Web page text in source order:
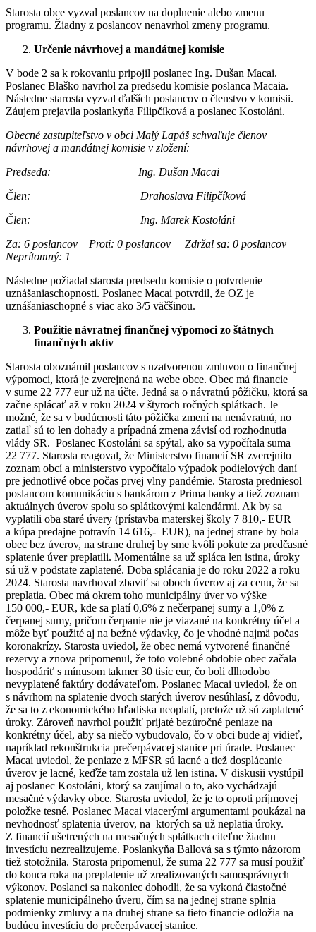
Starosta obce vyzval poslancov na doplnenie alebo zmenu
programu. Žiadny z poslancov nenavrhol zmeny programu.
Určenie návrhovej a mandátnej komisie
V bode 2 sa k rokovaniu pripojil poslanec Ing. Dušan Macai.
Poslanec Blaško navrhol za predsedu komisie poslanca Macaia.
Následne starosta vyzval ďalších poslancov o členstvo v komisii.
Záujem prejavila poslankyňa Filipčíková a poslanec Kostoláni.
Obecné zastupiteľstvo v obci Malý Lapáš schvaľuje členov
návrhovej a mandátnej komisie v zložení:
Predseda: Ing. Dušan Macai
Člen: Drahoslava Filipčíková
Člen: Ing. Marek Kostoláni
Za: 6 poslancov Proti: 0 poslancov Zdržal sa: 0 poslancov
Neprítomný: 1
Následne požiadal starosta predsedu komisie o potvrdenie
uznášaniaschopnosti. Poslanec Macai potvrdil, že OZ je
uznášaniaschopné s viac ako 3/5 väčšinou.
Použitie návratnej finančnej výpomoci zo štátnych
finančných aktív
Starosta oboznámil poslancov s uzatvorenou zmluvou o finančnej
výpomoci, ktorá je zverejnená na webe obce. Obec má financie
v sume 22 777 eur už na účte. Jedná sa o návratnú pôžičku, ktorá sa
začne splácať až v roku 2024 v štyroch ročných splátkach. Je
možné, že sa v budúcnosti táto pôžička zmení na nenávratnú, no
zatiaľ sú to len dohady a prípadná zmena závisí od rozhodnutia
vlády SR. Poslanec Kostoláni sa spýtal, ako sa vypočítala suma
22 777. Starosta reagoval, že Ministerstvo financií SR zverejnilo
zoznam obcí a ministerstvo vypočítalo výpadok podielových daní
pre jednotlivé obce počas prvej vlny pandémie. Starosta predniesol
poslancom komunikáciu s bankárom z Prima banky a tiež zoznam
aktuálnych úverov spolu so splátkovými kalendármi. Ak by sa
vyplatili oba staré úvery (prístavba materskej školy 7 810,- EUR
a kúpa predajne potravín 14 616,- EUR), na jednej strane by bola
obec bez úverov, na strane druhej by sme kvôli pokute za predčasné
splatenie úver preplatili. Momentálne sa už spláca len istina, úroky
sú už v podstate zaplatené. Doba splácania je do roku 2022 a roku
2024. Starosta navrhoval zbaviť sa oboch úverov aj za cenu, že sa
preplatia. Obec má okrem toho municipálny úver vo výške
150 000,- EUR, kde sa platí 0,6% z nečerpanej sumy a 1,0% z
čerpanej sumy, pričom čerpanie nie je viazané na konkrétny účel a
môže byť použité aj na bežné výdavky, čo je vhodné najmä počas
koronakrízy. Starosta uviedol, že obec nemá vytvorené finančné
rezervy a znova pripomenul, že toto volebné obdobie obec začala
hospodáriť s mínusom takmer 30 tisíc eur, čo boli dlhodobo
nevyplatené faktúry dodávateľom. Poslanec Macai uviedol, že on
s návrhom na splatenie dvoch starých úverov nesúhlasí, z dôvodu,
že sa to z ekonomického hľadiska neoplatí, pretože už sú zaplatené
úroky. Zároveň navrhol použiť prijaté bezúročné peniaze na
konkrétny účel, aby sa niečo vybudovalo, čo v obci bude aj vidieť,
napríklad rekonštrukcia prečerpávacej stanice pri úrade. Poslanec
Macai uviedol, že peniaze z MFSR sú lacné a tiež dosplácanie
úverov je lacné, keďže tam zostala už len istina. V diskusii vystúpil
aj poslanec Kostoláni, ktorý sa zaujímal o to, ako vychádzajú
mesačné výdavky obce. Starosta uviedol, že je to oproti príjmovej
položke tesné. Poslanec Macai viacerými argumentami poukázal na
nevhodnosť splatenia úverov, na ktorých sa už neplatia úroky.
Z financií ušetrených na mesačných splátkach citeľne žiadnu
investíciu nezrealizujeme. Poslankyňa Ballová sa s týmto názorom
tiež stotožnila. Starosta pripomenul, že suma 22 777 sa musí použiť
do konca roka na preplatenie už zrealizovaných samosprávnych
výkonov. Poslanci sa nakoniec dohodli, že sa vykoná čiastočné
splatenie municipálneho úveru, čím sa na jednej strane splnia
podmienky zmluvy a na druhej strane sa tieto financie odložia na
budúcu investíciu do prečerpávacej stanice.